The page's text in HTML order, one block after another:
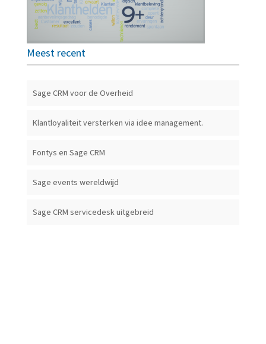
Meest recent
Sage CRM voor de Overheid
Klantloyaliteit versterken via idee management.
Fontys en Sage CRM
Sage events wereldwijd
Sage CRM servicedesk uitgebreid